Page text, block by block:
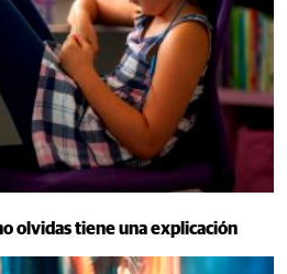
olvidas tiene una explicación